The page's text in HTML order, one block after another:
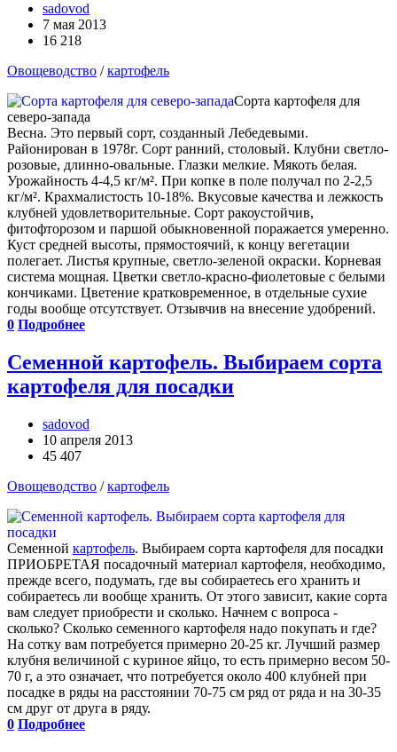
sadovod
7 мая 2013
16 218
Овощеводство /картофель
Сорта картофеля для
северо-запада
Весна. Это первый сорт, созданный Лебедевыми.
Районирован в 1978г. Сорт ранний, столовый. Клубни светло-
розовые, длинно-овальные. Глазки мелкие. Мякоть белая.
Урожайность 4-4,5 кг/м². При копке в поле получал по 2-2,5
кг/м². Крахмалистость 10-18%. Вкусовые качества и лежкость
клубней удовлетворительные. Сорт ракоустойчив,
фитофторозом и паршой обыкновенной поражается умеренно.
Куст средней высоты, прямостоячий, к концу вегетации
полегает. Листья крупные, светло-зеленой окраски. Корневая
система мощная. Цветки светло-красно-фиолетовые с белыми
кончиками. Цветение кратковременное, в отдельные сухие
годы вообще отсутствует. Отзывчив на внесение удобрений.
0 Подробнее
Семенной картофель. Выбираем сорта
картофеля для посадки
sadovod
10 апреля 2013
45 407
Овощеводство /картофель
Семенной картофель. Выбираем сорта картофеля для посадки
ПРИОБРЕТАЯ посадочный материал картофеля, необходимо,
прежде всего, подумать, где вы собираетесь его хранить и
собираетесь ли вообще хранить. От этого зависит, какие сорта
вам следует приобрести и сколько. Начнем с вопроса -
сколько? Сколько семенного картофеля надо покупать и где?
На сотку вам потребуется примерно 20-25 кг. Лучший размер
клубня величиной с куриное яйцо, то есть примерно весом 50-
70 г, а это означает, что потребуется около 400 клубней при
посадке в ряды на расстоянии 70-75 см ряд от ряда и на 30-35
см друг от друга в ряду.
0 Подробнее